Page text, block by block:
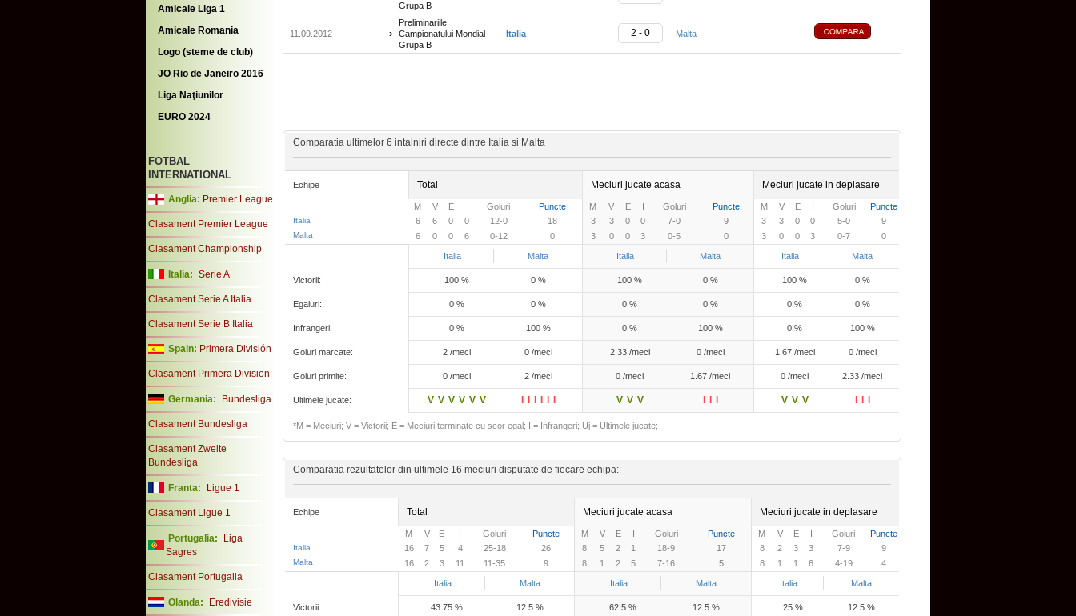
Amicale Liga 1
Amicale Romania
Logo (steme de club)
JO Rio de Janeiro 2016
Liga Naţiunilor
EURO 2024
FOTBAL
INTERNATIONAL
Anglia: Premier League
Clasament Premier League
Clasament Championship
Italia: Serie A
Clasament Serie A Italia
Clasament Serie B Italia
Spain: Primera División
Clasament Primera Division
Germania: Bundesliga
Clasament Bundesliga
Clasament Zweite
Bundesliga
Franta: Ligue 1
Clasament Ligue 1
Portugalia:
Liga
Sagres
Clasament Portugalia
Olanda: Eredivisie
Grupa B
11.09.2012
Preliminariile
Campionatului Mondial -
Grupa B
Italia 2 - 0 Malta
Comparatia ultimelor 6 intalniri directe dintre Italia si Malta
Echipe Total Meciuri jucate acasa Meciuri jucate in deplasare
M V E Goluri Puncte M V E I Goluri Puncte M V E I Goluri Puncte
Italia 6 6 0 0 12-0 18 3 3 0 0 7-0 9 3 3 0 0 5-0 9
Malta 6 0 0 6 0-12 0 3 0 0 3 0-5 0 3 0 0 3 0-7 0
Italia Malta Italia Malta Italia Malta
Victorii: 100 % 0 % 100 % 0 % 100 % 0 %
Egaluri: 0 % 0 % 0 % 0 % 0 % 0 %
Infrangeri: 0 % 100 % 0 % 100 % 0 % 100 %
Goluri marcate: 2 /meci 0 /meci 2.33 /meci 0 /meci 1.67 /meci 0 /meci
Goluri primite: 0 /meci 2 /meci 0 /meci 1.67 /meci 0 /meci 2.33 /meci
Ultimele jucate: V V V V V V V V V V V V
*M = Meciuri; V = Victorii; E = Meciuri terminate cu scor egal; I = Infrangeri; Uj = Ultimele jucate;
Comparatia rezultatelor din ultimele 16 meciuri disputate de fiecare echipa:
Echipe Total Meciuri jucate acasa Meciuri jucate in deplasare
M V E I Goluri Puncte M V E I Goluri Puncte M V E I Goluri Puncte
Italia 16 7 5 4 25-18 26 8 5 2 1 18-9 17 8 2 3 3 7-9 9
Malta 16 2 3 11 11-35 9 8 1 2 5 7-16 5 8 1 1 6 4-19 4
Italia Malta Italia Malta Italia Malta
Victorii: 43.75 % 12.5 % 62.5 % 12.5 % 25 % 12.5 %